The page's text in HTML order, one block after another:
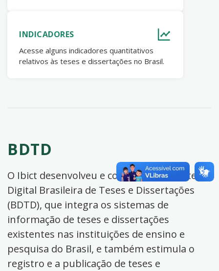
INDICADORES
Acesse alguns indicadores quantitativos
relativos às teses e dissertações no Brasil.
BDTD
O Ibict desenvolveu e coordena a Biblioteca
Digital Brasileira de Teses e Dissertações
(BDTD), que integra os sistemas de
informação de teses e dissertações
existentes nas instituições de ensino e
pesquisa do Brasil, e também estimula o
registro e a publicação de teses e